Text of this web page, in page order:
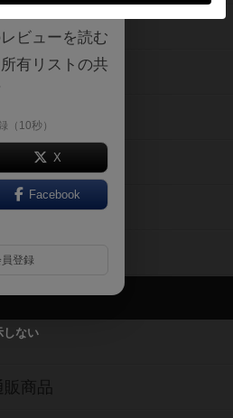
ビューを読む
有リストの共
（10秒）
X
Facebook
登録
しない
ム
商品